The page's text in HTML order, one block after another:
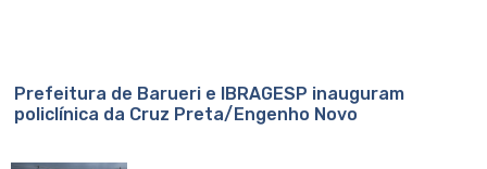
Prefeitura de Barueri e IBRAGESP inauguram
policlínica da Cruz Preta/Engenho Novo